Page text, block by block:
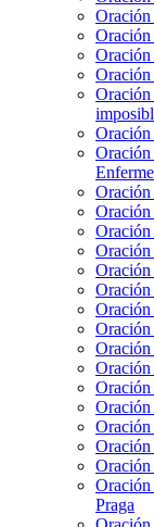
Oración
Oración
Oración
Oración
Oración
Oración
Oración
Oración
Oración
Oración
Oración
Oración
Oración
Oración
Oración
Oración
Oración
Oración
Oración
Praga